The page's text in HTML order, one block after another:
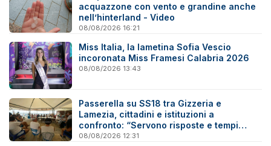
acquazzone con vento e grandine anche
nell’hinterland - Video
08/08/2026 16:21
Miss Italia, la lametina Sofia Vescio
incoronata Miss Framesi Calabria 2026
08/08/2026 13:43
Passerella su SS18 tra Gizzeria e
Lamezia, cittadini e istituzioni a
confronto: “Servono risposte e tempi
certi”
08/08/2026 12:31